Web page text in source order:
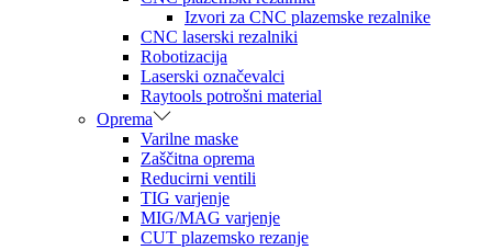
Izvori za CNC plazemske rezalnike
CNC laserski rezalniki
Robotizacija
Laserski označevalci
Raytools potrošni material
Oprema
Varilne maske
Zaščitna oprema
Reducirni ventili
TIG varjenje
MIG/MAG varjenje
CUT plazemsko rezanje